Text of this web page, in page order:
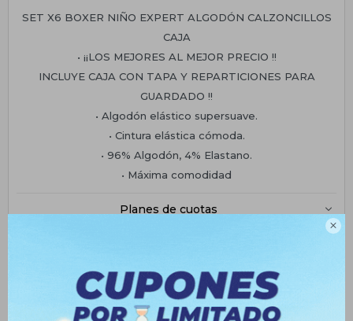

SET X6 BOXER NIÑO EXPERT ALGODÓN CALZONCILLOS
CAJA
• ¡¡LOS MEJORES AL MEJOR PRECIO !!
INCLUYE CAJA CON TAPA Y REPARTICIONES PARA
GUARDADO !!
• Algodón elástico supersuave.
• Cintura elástica cómoda.
• 96% Algodón, 4% Elastano.
• Máxima comodidad
Planes de cuotas
Medios de pago